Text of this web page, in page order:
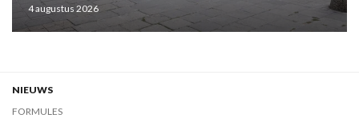
4 augustus 2026
NIEUWS
FORMULES